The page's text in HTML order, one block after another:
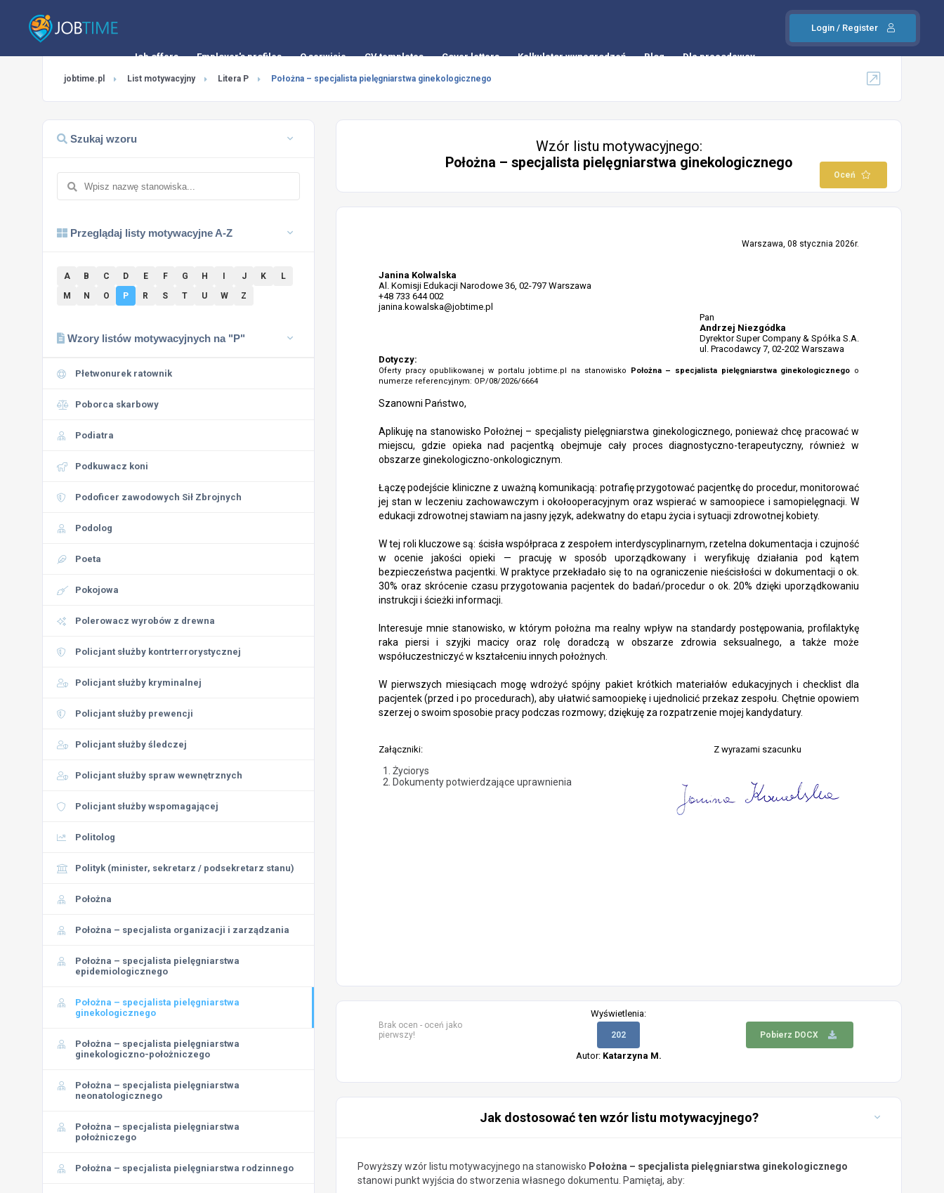
Login / Register
Job offers Employer's profiles O serwisie CV templates Cover letters Kalkulator wynagrodzeń Blog Dla pracodawcy
jobtime.pl List motywacyjny Litera P Położna – specjalista pielęgniarstwa ginekologicznego
Szukaj wzoru
Przeglądaj listy motywacyjne A-Z
A B C D E F G H J K
L
M
N O P R S T U W Z
Wzory listów motywacyjnych na "P"
Płetwonurek ratownik
Poborca skarbowy
Podiatra
Podkuwacz koni
Podoficer zawodowych Sił Zbrojnych
Podolog
Poeta
Pokojowa
Polerowacz wyrobów z drewna
Policjant służby kontrterrorystycznej
Policjant służby kryminalnej
Policjant służby prewencji
Policjant służby śledczej
Policjant służby spraw wewnętrznych
Policjant służby wspomagającej
Politolog
Polityk (minister, sekretarz / podsekretarz stanu)
Położna
Położna – specjalista organizacji i zarządzania
Położna – specjalista pielęgniarstwa
epidemiologicznego
Położna – specjalista pielęgniarstwa
ginekologicznego
Położna – specjalista pielęgniarstwa
ginekologiczno-położniczego
Położna – specjalista pielęgniarstwa
neonatologicznego
Położna – specjalista pielęgniarstwa
położniczego
Położna – specjalista pielęgniarstwa rodzinnego
Wzór listu motywacyjnego:
Położna – specjalista pielęgniarstwa ginekologicznego
Oceń
Warszawa, 08 stycznia 2026r.
Janina Kolwalska
Al. Komisji Edukacji Narodowe 36, 02-797 Warszawa
+48 733 644 002
janina.kowalska@jobtime.pl
Pan
Andrzej Niezgódka
Dyrektor Super Company & Spółka S.A.
ul. Pracodawcy 7, 02-202 Warszawa
Dotyczy:
Oferty pracy opublikowanej w portalu jobtime.pl na stanowisko Położna – specjalista pielęgniarstwa ginekologicznego o
numerze referencyjnym: OP/08/2026/6664
Szanowni Państwo,
Aplikuję na stanowisko Położnej – specjalisty pielęgniarstwa ginekologicznego, ponieważ chcę pracować w
miejscu, gdzie opieka nad pacjentką obejmuje cały proces diagnostyczno-terapeutyczny, również w
obszarze ginekologiczno-onkologicznym.
Łączę podejście kliniczne z uważną komunikacją: potrafię przygotować pacjentkę do procedur, monitorować
jej stan w leczeniu zachowawczym i okołooperacyjnym oraz wspierać w samoopiece i samopielęgnacji. W
edukacji zdrowotnej stawiam na jasny język, adekwatny do etapu życia i sytuacji zdrowotnej kobiety.
W tej roli kluczowe są: ścisła współpraca z zespołem interdyscyplinarnym, rzetelna dokumentacja i czujność
w ocenie jakości opieki — pracuję w sposób uporządkowany i weryfikuję działania pod kątem
bezpieczeństwa pacjentki. W praktyce przekładało się to na ograniczenie nieścisłości w dokumentacji o ok.
30% oraz skrócenie czasu przygotowania pacjentek do badań/procedur o ok. 20% dzięki uporządkowaniu
instrukcji i ścieżki informacji.
Interesuje mnie stanowisko, w którym położna ma realny wpływ na standardy postępowania, profilaktykę
raka piersi i szyjki macicy oraz rolę doradczą w obszarze zdrowia seksualnego, a także może
współuczestniczyć w kształceniu innych położnych.
W pierwszych miesiącach mogę wdrożyć spójny pakiet krótkich materiałów edukacyjnych i checklist dla
pacjentek (przed i po procedurach), aby ułatwić samoopiekę i ujednolicić przekaz zespołu. Chętnie opowiem
szerzej o swoim sposobie pracy podczas rozmowy; dziękuję za rozpatrzenie mojej kandydatury.
Załączniki:
Życiorys
Dokumenty potwierdzające uprawnienia
Z wyrazami szacunku
Brak ocen - oceń jako
pierwszy!
Wyświetlenia:
202 Pobierz DOCX
Autor: Katarzyna M.
Jak dostosować ten wzór listu motywacyjnego?
Powyższy wzór listu motywacyjnego na stanowisko Położna – specjalista pielęgniarstwa ginekologicznego
stanowi punkt wyjścia do stworzenia własnego dokumentu. Pamiętaj, aby: